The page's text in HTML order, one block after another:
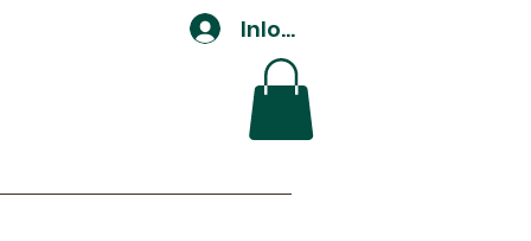
Inloggen